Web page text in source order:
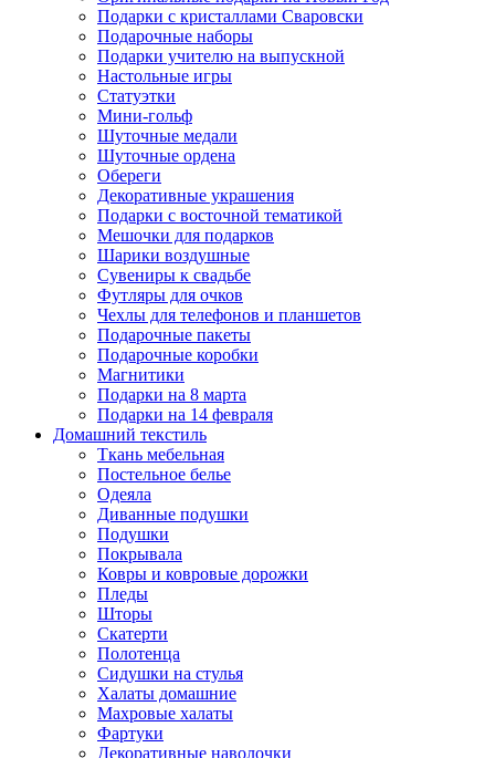
Подарки с кристаллами Сваровски
Подарочные наборы
Подарки учителю на выпускной
Настольные игры
Статуэтки
Мини-гольф
Шуточные медали
Шуточные ордена
Обереги
Декоративные украшения
Подарки с восточной тематикой
Мешочки для подарков
Шарики воздушные
Сувениры к свадьбе
Футляры для очков
Чехлы для телефонов и планшетов
Подарочные пакеты
Подарочные коробки
Магнитики
Подарки на 8 марта
Подарки на 14 февраля
Домашний текстиль
Ткань мебельная
Постельное белье
Одеяла
Диванные подушки
Подушки
Покрывала
Ковры и ковровые дорожки
Пледы
Шторы
Скатерти
Полотенца
Сидушки на стулья
Халаты домашние
Махровые халаты
Фартуки
Декоративные наволочки